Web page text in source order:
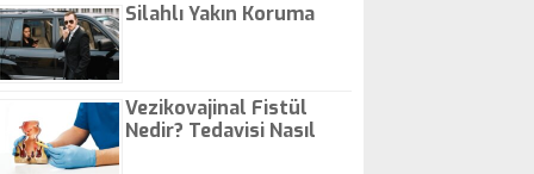
Silahlı Yakın Koruma
Vezikovajinal Fistül
Nedir? Tedavisi Nasıl